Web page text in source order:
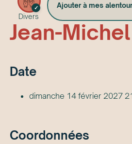
✓
Divers
Ajouter à mes
Jean-
Date
dimanche 14 février 2027
Coordonnées